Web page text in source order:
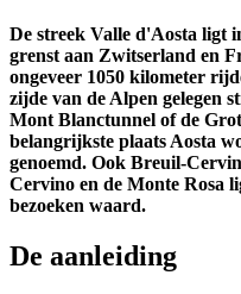
De streek Valle d'Aosta ligt
grenst aan Zwitserland en
ongeveer 1050 kilometer
zijde van de Alpen gelegen
Mont Blanctunnel of de
belangrijkste plaats Aosta
genoemd. Ook Breuil-
Cervino en de Monte Rosa
bezoeken waard.
De aanleiding